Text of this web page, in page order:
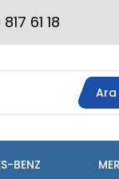
61 18
Ara
BENZ